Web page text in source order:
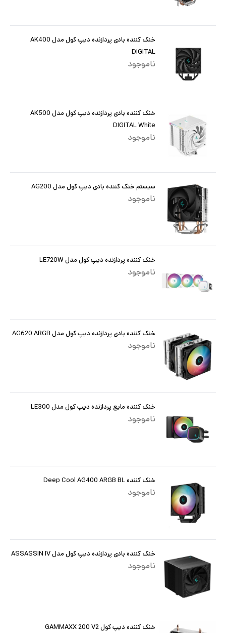
خنک کننده بادی پردازنده دیپ کول مدل AK400
DIGITAL
ناموجود
خنک کننده بادی پردازنده دیپ کول مدل AK500
DIGITAL White
ناموجود
سیستم خنک کننده بادی دیپ کول مدل AG200
ناموجود
خنک کننده پردازنده دیپ کول مدل LE720W
ناموجود
خنک کننده بادی پردازنده دیپ کول مدل AG620 ARGB
ناموجود
خنک کننده مایع پردازنده دیپ کول مدل LE300
ناموجود
خنک کننده Deep Cool AG400 ARGB BL
ناموجود
خنک کننده بادی پردازنده دیپ کول مدل ASSASSIN IV
ناموجود
خنک کننده دیپ کول GAMMAXX 200 V2